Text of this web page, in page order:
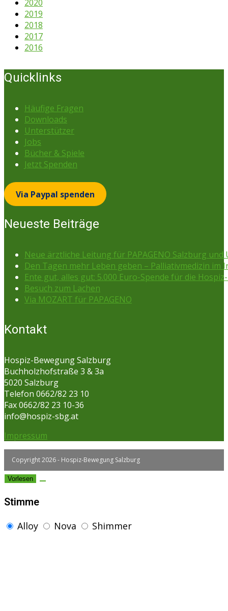
2020
2019
2018
2017
2016
Quicklinks
Häufige Fragen
Downloads
Unterstützer
Jobs
Bücher & Spiele
Jetzt Spenden
Via Paypal spenden
Neueste Beiträge
Neue ärztliche Leitung für PAPAGENO Salzburg und
Den Tagen mehr Leben geben – Palliativmedizin im
Ente gut, alles gut: 5.000 Euro-Spende für die
Besuch zum Lachen
Via MOZART für PAPAGENO
Kontakt
Hospiz-Bewegung Salzburg
Buchholzhofstraße 3 & 3a
5020 Salzburg
Telefon 0662/82 23 10
Fax 0662/82 23 10-36
info@hospiz-sbg.at
Impressum
Copyright 2026 - Hospiz-Bewegung Salzburg
Vorlesen
Stimme
Alloy
Nova Shimmer